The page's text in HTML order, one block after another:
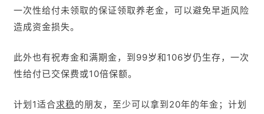
一次性给付未领取的保证领取养老金，可以避免早逝风险
造成资金损失。
此外也有祝寿金和满期金，到99岁和106岁仍生存，一次
性给付已交保费或10倍保额。
计划1适合求稳的朋友，至少可以拿到20年的年金；计划